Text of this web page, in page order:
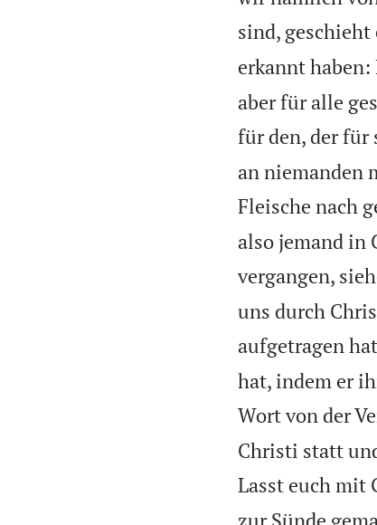
sind, geschieht
erkannt
aber für alle
für den, der für
an niemanden
Fleische nach
also jemand in
vergangen,
uns durch
aufgetragen
hat, indem er
Wort von der
Christi statt
Lasst euch mit